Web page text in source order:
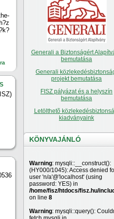
Generali a Biztonságért
bemutatása
Generali
projekt bemutatása
FISZ pályázat és a helyszín
bemutatása
Letölthetõ
kiadványaink
KÖNYVAJÁNLÓ
Warning: mysqli::__construct():
(HY000/1045): Access denied
user 'n/a'@'localhost' (using
password: YES) in
/home/fisz/htdocs/fisz.hu/
on line 8
Warning: mysqli::query():